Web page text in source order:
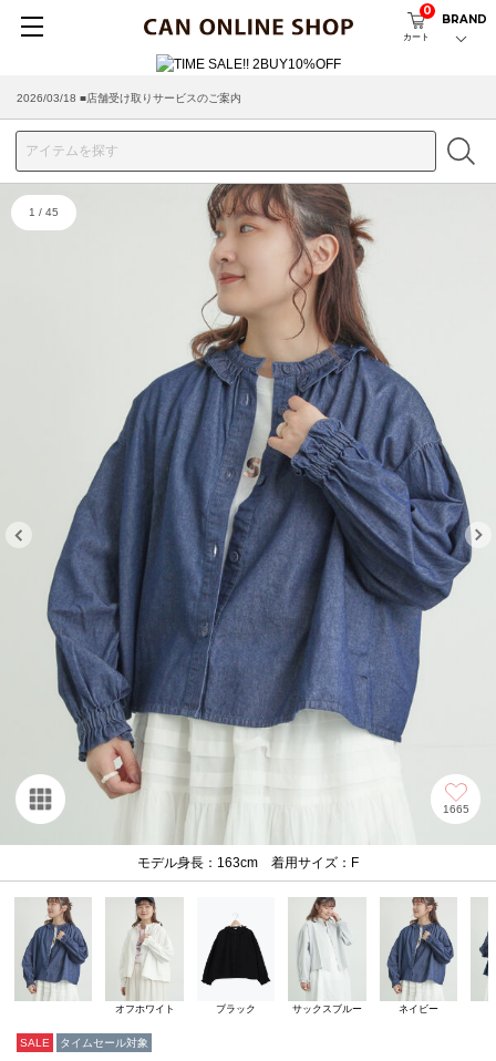
カート
0
BRAND
2026/03/18 ■店舗受け取りサービスのご案内
モデル身長：163cm 着用サイズ：F
1 / 45
1665
オフホワイト ブラック サックスブルー ネイビー
SALE タイムセール対象